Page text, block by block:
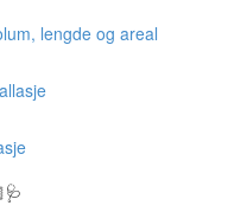
lengde og areal